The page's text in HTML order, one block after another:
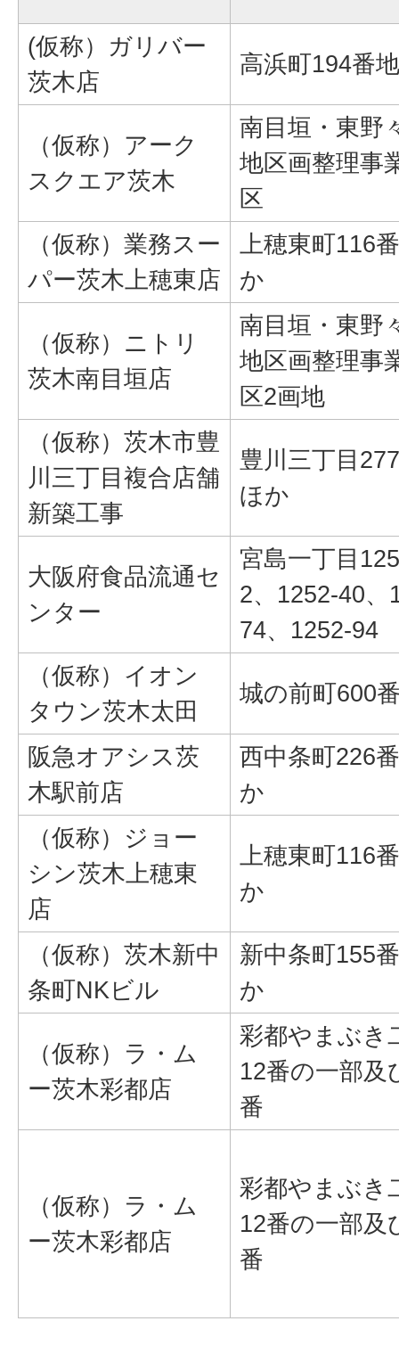
(仮称）ガリバー
茨木店
高浜町194番
（仮称）アーク
スクエア茨木
南目垣・東野
地区画整理事
区
（仮称）業務スー
パー茨木上穂東店
上穂東町116
か
（仮称）ニトリ
茨木南目垣店
南目垣・東野
地区画整理事
区2画地
（仮称）茨木市豊
川三丁目複合店舗
新築工事
豊川三丁目
ほか
大阪府食品流通セ
ンター
宮島一丁目
2、1252-40、
74、1252-94
（仮称）イオン
タウン茨木太田
城の前町600
阪急オアシス茨
木駅前店
西中条町226
か
（仮称）ジョー
シン茨木上穂東
店
上穂東町116
か
（仮称）茨木新中
条町NKビル
新中条町155
か
（仮称）ラ・ム
ー茨木彩都店
彩都やまぶき
12番の一部及
番
（仮称）ラ・ム
ー茨木彩都店
彩都やまぶき
12番の一部及
番